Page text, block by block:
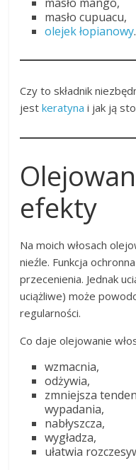
masło cupuacu,
olejek łopianowy.
Czy to składnik
jestkeratyna i jak ją
efekty
Na moich włosach
nieźle. Funkcja
przecenienia. Jednak
uciążliwe) może
regularności.
Co daje olejowanie
wzmacnia,
odżywia,
zmniejsza
wypadania,
nabłyszcza,
wygładza,
ułatwia